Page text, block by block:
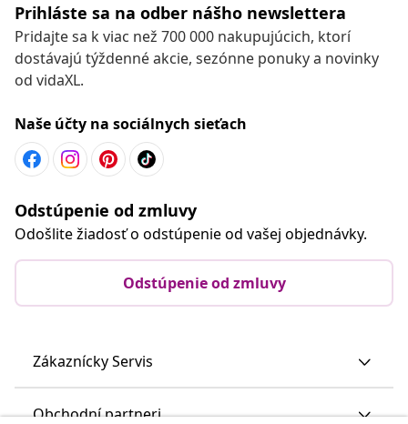
Prihláste sa na odber nášho newslettera
Pridajte sa k viac než 700 000 nakupujúcich, ktorí
dostávajú týždenné akcie, sezónne ponuky a novinky
od vidaXL.
Naše účty na sociálnych sieťach
Odstúpenie od zmluvy
Odošlite žiadosť o odstúpenie od vašej objednávky.
Odstúpenie od zmluvy
Zákaznícky Servis
Obchodní partneri